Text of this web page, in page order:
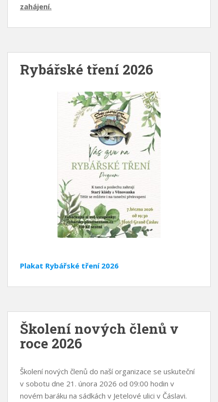
zahájení.
Rybářské tření 2026
Plakat Rybářské tření 2026
Školení nových členů v
roce 2026
Školení nových členů do naší organizace se uskuteční
v sobotu dne 21. února 2026 od 09:00 hodin v
novém baráku na sádkách v Jetelové ulici v Čáslavi.